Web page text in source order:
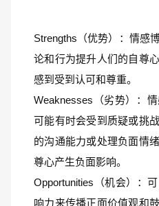
Strengths（优势）：情感
论和行为提升人们的自尊
感到受到认可和尊重。
Weaknesses（劣势）：
可能有时会受到质疑或挑
的沟通能力或处理负面情
尊心产生负面影响。
Opportunities（机会）：
响力来传播正面价值观和